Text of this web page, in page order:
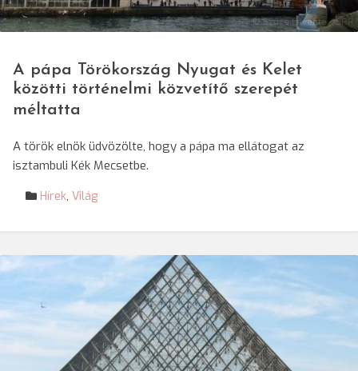
© Szőcs Levente / SRR
A pápa Törökország Nyugat és Kelet
közötti történelmi közvetítő szerepét
méltatta
A török elnök üdvözölte, hogy a pápa ma ellátogat az
isztambuli Kék Mecsetbe.
Hírek, Világ